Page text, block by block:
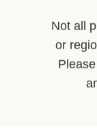
Not all
or
採用 / キャリ